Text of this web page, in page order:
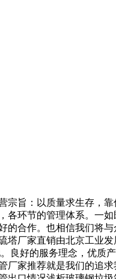
旨：以质量求生存，
环节的管理体系。一
合作。也相信我们将
厂家直销由北京工业
良好的服务理念，优质
家推荐就是我们的追